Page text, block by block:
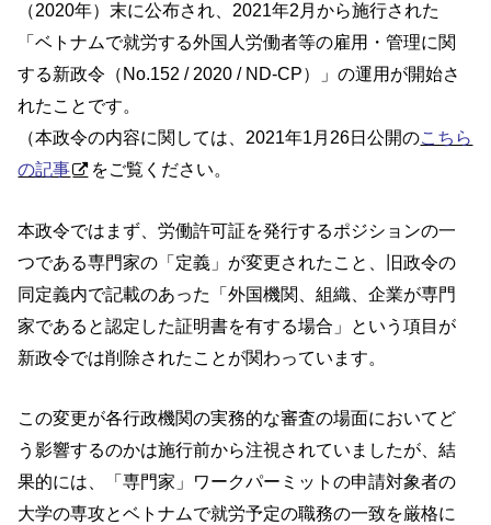
（2020年）末に公布され、2021年2月から施行された
「ベトナムで就労する外国人労働者等の雇用・管理に関
する新政令（No.152 / 2020 / ND-CP）」の運用が開始さ
れたことです。
（本政令の内容に関しては、2021年1月26日公開のこちら
の記事
をご覧ください。
本政令ではまず、労働許可証を発行するポジションの一
つである専門家の「定義」が変更されたこと、旧政令の
同定義内で記載のあった「外国機関、組織、企業が専門
家であると認定した証明書を有する場合」という項目が
新政令では削除されたことが関わっています。
この変更が各行政機関の実務的な審査の場面においてど
う影響するのかは施行前から注視されていましたが、結
果的には、「専門家」ワークパーミットの申請対象者の
大学の専攻とベトナムで就労予定の職務の一致を厳格に